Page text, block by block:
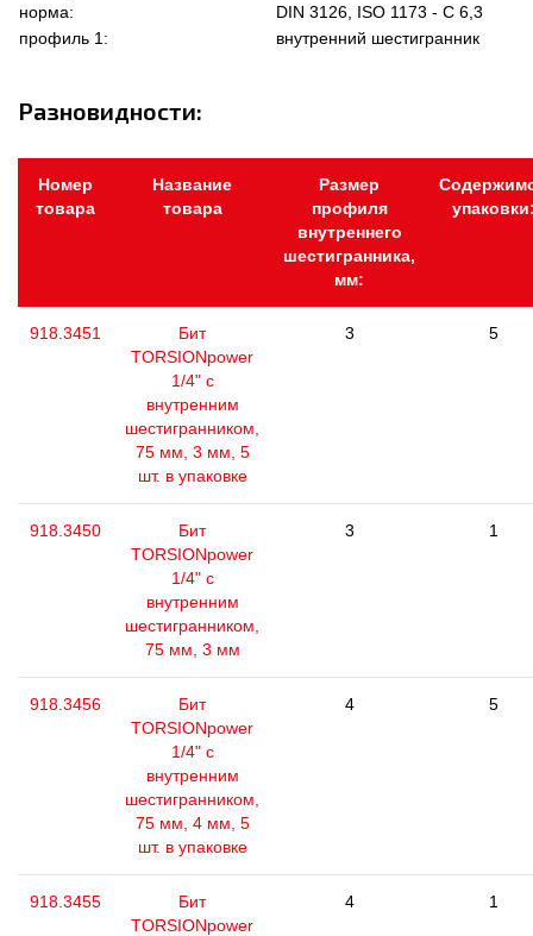
норма:
DIN 3126, ISO 1173 - C 6,3
профиль 1:
внутренний шестигранник
Разновидности:
Номер
товара
Название
товара
Размер
профиля
внутреннего
шестигранника,
мм:
918.3451
Бит
TORSIONpower
1/4" с
внутренним
шестигранником,
75 мм, 3 мм, 5
шт. в упаковке
3 5
918.3450
Бит
TORSIONpower
1/4" с
внутренним
шестигранником,
75 мм, 3 мм
3 1
918.3456
Бит
TORSIONpower
1/4" с
внутренним
шестигранником,
75 мм, 4 мм, 5
шт. в упаковке
4 5
918.3455
Бит
TORSIONpower
4 1